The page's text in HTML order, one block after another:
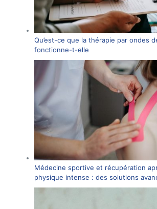
Qu’est-ce que la thérapie par ondes
fonctionne-t-elle
Médecine sportive et récupération
physique intense : des solutions